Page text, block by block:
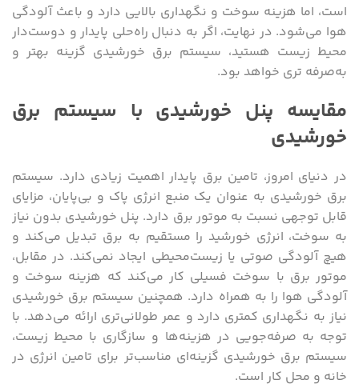
است، اما هزینه سوخت و نگهداری بالایی دارد و باعث آلودگی
هوا می‌شود. در نهایت، اگر به دنبال راه‌حلی پایدار و دوست‌دار
محیط زیست هستید، سیستم برق خورشیدی گزینه بهتر و
به‌صرفه ‌تری خواهد بود.
مقایسه پنل خورشیدی با سیستم برق
خورشیدی
در دنیای امروز، تامین برق پایدار اهمیت زیادی دارد. سیستم
برق خورشیدی به عنوان یک منبع انرژی پاک و بی‌پایان، مزایای
قابل توجهی نسبت به موتور برق دارد. پنل خورشیدی بدون نیاز
به سوخت، انرژی خورشید را مستقیم به برق تبدیل می‌کند و
هیچ آلودگی صوتی یا زیست‌محیطی ایجاد نمی‌کند. در مقابل،
موتور برق با سوخت فسیلی کار می‌کند که هزینه سوخت و
آلودگی هوا را به همراه دارد. همچنین سیستم برق خورشیدی
نیاز به نگهداری کمتری دارد و عمر طولانی‌تری ارائه می‌دهد. با
توجه به صرفه‌جویی در هزینه‌ها و سازگاری با محیط زیست،
سیستم برق خورشیدی گزینه‌ای مناسب‌تر برای تامین انرژی در
خانه و محل کار است.